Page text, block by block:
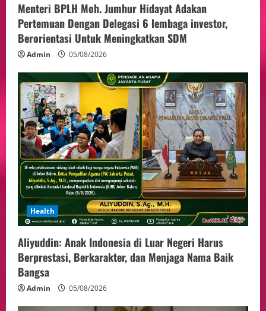
Menteri BPLH Moh. Jumhur Hidayat Adakan
Pertemuan Dengan Delegasi 6 lembaga investor,
Berorientasi Untuk Meningkatkan SDM
Admin 05/08/2026
Health
Aliyuddin: Anak Indonesia di Luar Negeri Harus
Berprestasi, Berkarakter, dan Menjaga Nama Baik
Bangsa
Admin 05/08/2026